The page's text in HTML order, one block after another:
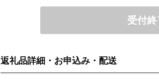
受付終
返礼品詳細・お申込み・配送